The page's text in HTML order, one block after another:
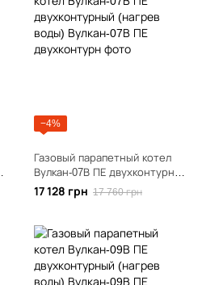
−4%
Газовый парапетный котел
Вулкан-07В ПЕ двухконтурный
(нагрев воды)
17 128 грн 17 760 грн